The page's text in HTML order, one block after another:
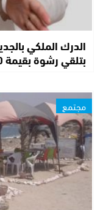
الدرك الملكي
بتلقي رشوة بقيمة 50 درهما مقابل…
مجتمع